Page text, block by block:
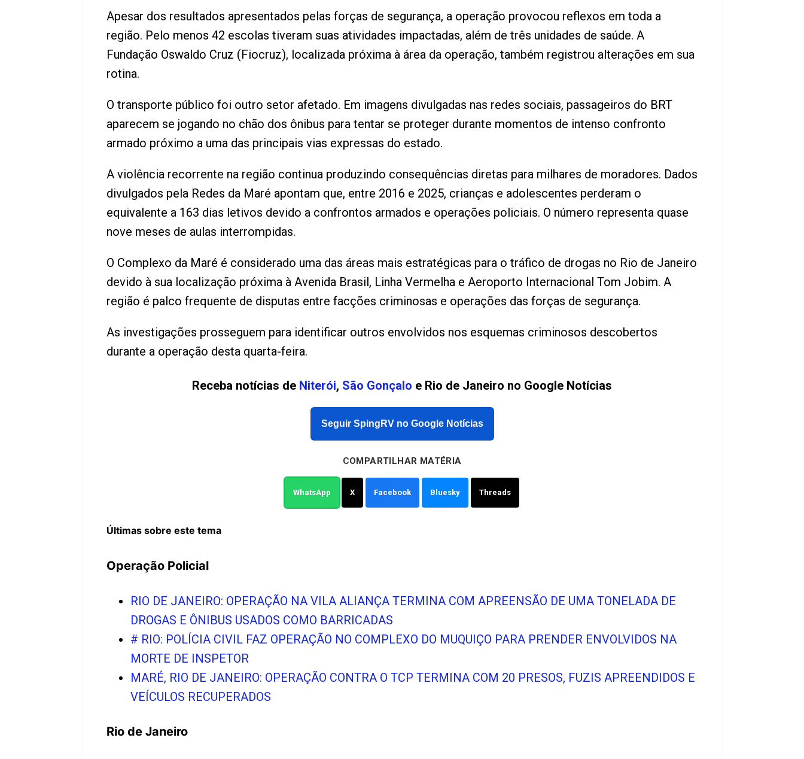
Apesar dos resultados apresentados pelas forças de segurança, a operação provocou reflexos em toda a
região. Pelo menos 42 escolas tiveram suas atividades impactadas, além de três unidades de saúde. A
Fundação Oswaldo Cruz (Fiocruz), localizada próxima à área da operação, também registrou alterações em sua
rotina.
O transporte público foi outro setor afetado. Em imagens divulgadas nas redes sociais, passageiros do BRT
aparecem se jogando no chão dos ônibus para tentar se proteger durante momentos de intenso confronto
armado próximo a uma das principais vias expressas do estado.
A violência recorrente na região continua produzindo consequências diretas para milhares de moradores. Dados
divulgados pela Redes da Maré apontam que, entre 2016 e 2025, crianças e adolescentes perderam o
equivalente a 163 dias letivos devido a confrontos armados e operações policiais. O número representa quase
nove meses de aulas interrompidas.
O Complexo da Maré é considerado uma das áreas mais estratégicas para o tráfico de drogas no Rio de Janeiro
devido à sua localização próxima à Avenida Brasil, Linha Vermelha e Aeroporto Internacional Tom Jobim. A
região é palco frequente de disputas entre facções criminosas e operações das forças de segurança.
As investigações prosseguem para identificar outros envolvidos nos esquemas criminosos descobertos
durante a operação desta quarta-feira.
Receba notícias de Niterói, São Gonçalo e Rio de Janeiro no Google Notícias
Seguir SpingRV no Google Notícias
COMPARTILHAR MATÉRIA
WhatsApp X Facebook Bluesky Threads
Últimas sobre este tema
Operação Policial
RIO DE JANEIRO: OPERAÇÃO NA VILA ALIANÇA TERMINA COM APREENSÃO DE UMA TONELADA DE
DROGAS E ÔNIBUS USADOS COMO BARRICADAS
# RIO: POLÍCIA CIVIL FAZ OPERAÇÃO NO COMPLEXO DO MUQUIÇO PARA PRENDER ENVOLVIDOS NA
MORTE DE INSPETOR
MARÉ, RIO DE JANEIRO: OPERAÇÃO CONTRA O TCP TERMINA COM 20 PRESOS, FUZIS APREENDIDOS E
VEÍCULOS RECUPERADOS
Rio de Janeiro